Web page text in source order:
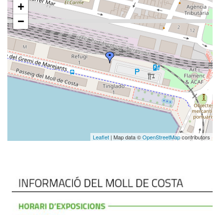
+
−
Leaflet | Map data ©OpenStreetMapcontributors